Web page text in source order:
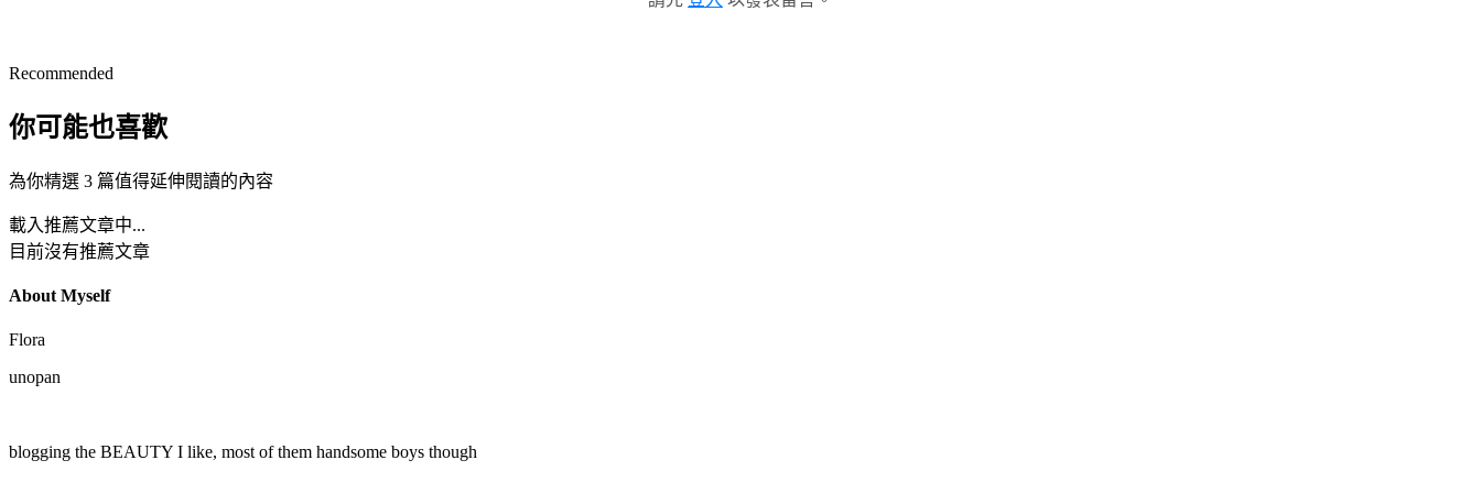
Recommended
你可能也喜歡
為你精選 3 篇值得延伸閱讀的內容
載入推薦文章中...
目前沒有推薦文章
About Myself
Flora
unopan
blogging the BEAUTY I like, most of them handsome boys though